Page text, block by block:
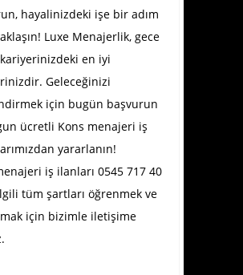
hayalinizdeki işe bir adım
Luxe Menajerlik, gece
kariyerinizdeki en iyi
Geleceğinizi
için bugün başvurun
ücretli Kons menajeri iş
yararlanın!
iş ilanları 0545 717 40
tüm şartları öğrenmek ve
için bizimle iletişime